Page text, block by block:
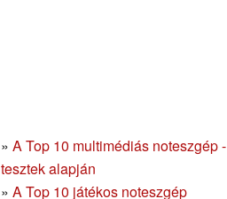
» A Top 10 multimédiás noteszgép -
tesztek alapján
» A Top 10 játékos noteszgép